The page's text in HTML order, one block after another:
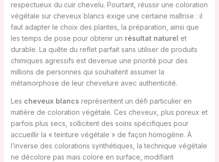
respectueux du cuir chevelu. Pourtant, réussir une coloration
végétale sur cheveux blancs exige une certaine maîtrise : il
faut adapter le choix des plantes, la préparation, ainsi que
les temps de pose pour obtenir un résultat naturel et
durable. La quête du reflet parfait sans utiliser de produits
chimiques agressifs est devenue une priorité pour des
millions de personnes qui souhaitent assumer la
métamorphose de leur chevelure avec authenticité.
Les cheveux blancs représentent un défi particulier en
matière de coloration végétale. Ces cheveux, plus poreux et
parfois plus secs, sollicitent des soins spécifiques pour
accueillir la « teinture végétale » de façon homogène. À
l’inverse des colorations synthétiques, la technique végétale
ne décolore pas mais colore en surface, modifiant